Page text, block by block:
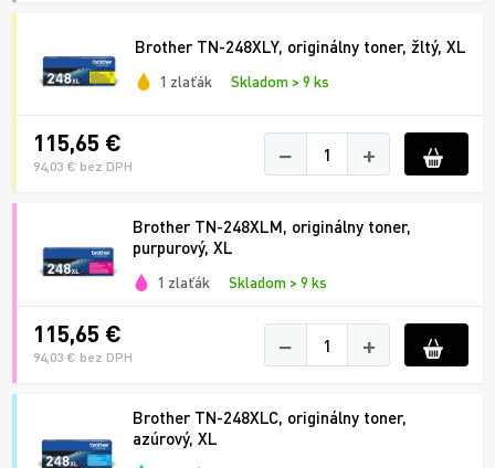
Brother TN-248XLY, originálny toner, žltý, XL
1 zlaťák Skladom > 9 ks
115,65 €
94,03 € bez DPH − +
Brother TN-248XLM, originálny toner,
purpurový, XL
1 zlaťák Skladom > 9 ks
115,65 €
94,03 € bez DPH − +
Brother TN-248XLC, originálny toner,
azúrový, XL